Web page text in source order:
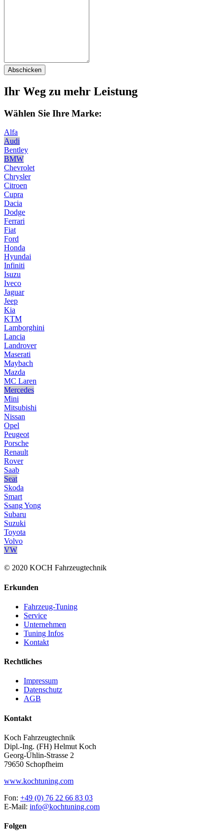
Abschicken
Ihr Weg zu mehr Leistung
Wählen Sie Ihre Marke:
Alfa
Audi
Bentley
BMW
Chevrolet
Chrysler
Citroen
Cupra
Dacia
Dodge
Ferrari
Fiat
Ford
Honda
Hyundai
Infiniti
Isuzu
Iveco
Jaguar
Jeep
Kia
KTM
Lamborghini
Lancia
Landrover
Maserati
Maybach
Mazda
MC Laren
Mercedes
Mini
Mitsubishi
Nissan
Opel
Peugeot
Porsche
Renault
Rover
Saab
Seat
Skoda
Smart
Ssang Yong
Subaru
Suzuki
Toyota
Volvo
VW
© 2020 KOCH Fahrzeugtechnik
Erkunden
Fahrzeug-Tuning
Service
Unternehmen
Tuning Infos
Kontakt
Rechtliches
Impressum
Datenschutz
AGB
Kontakt
Koch Fahrzeugtechnik
Dipl.-Ing. (FH) Helmut Koch
Georg-Ühlin-Strasse 2
79650 Schopfheim
www.kochtuning.com
Fon: +49 (0) 76 22 66 83 03
E-Mail: info@kochtuning.com
Folgen